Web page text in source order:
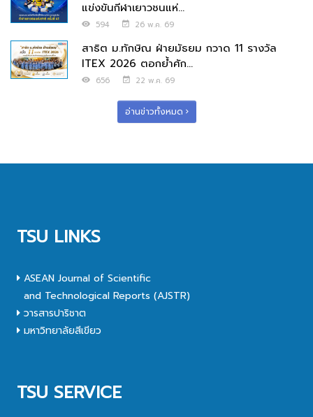
แข่งขันกีฬาเยาวชนแห่...
594 26 พ.ค. 69
สาธิต ม.ทักษิณ ฝ่ายมัธยม กวาด 11 รางวัล
ITEX 2026 ตอกย้ำศัก...
656 22 พ.ค. 69
อ่านข่าวทั้งหมด
TSU LINKS
ASEAN Journal of Scientific
and Technological Reports (AJSTR)
วารสารปาริชาต
มหาวิทยาลัยสีเขียว
TSU SERVICE